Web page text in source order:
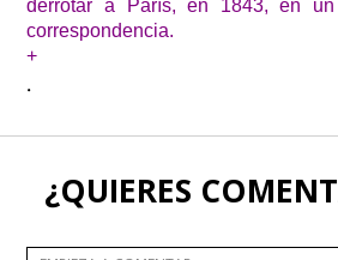
derrotar a París, en 1843, en
correspondencia.
+
.
¿QUIERES